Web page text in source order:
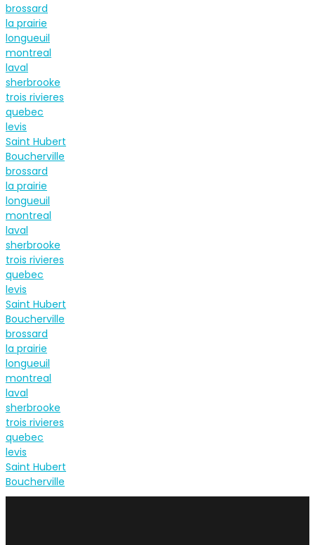
brossard
la prairie
longueuil
montreal
laval
sherbrooke
trois rivieres
quebec
levis
Saint Hubert
Boucherville
brossard
la prairie
longueuil
montreal
laval
sherbrooke
trois rivieres
quebec
levis
Saint Hubert
Boucherville
brossard
la prairie
longueuil
montreal
laval
sherbrooke
trois rivieres
quebec
levis
Saint Hubert
Boucherville